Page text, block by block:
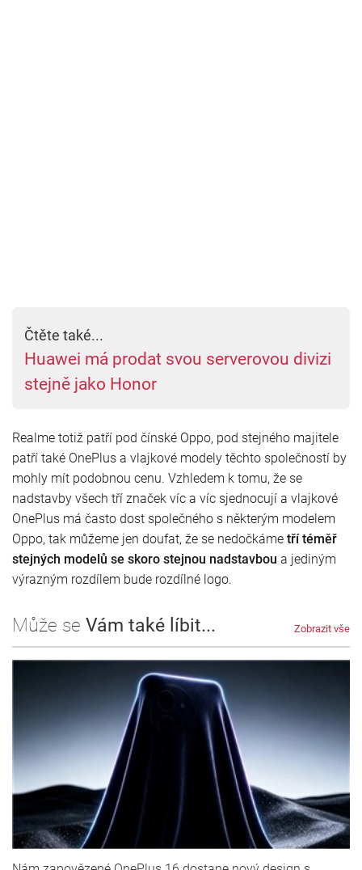
Čtěte také...
Huawei má prodat svou serverovou divizi
stejně jako Honor
Realme totiž patří pod čínské Oppo, pod stejného majitele
patří také OnePlus a vlajkové modely těchto společností by
mohly mít podobnou cenu. Vzhledem k tomu, že se
nadstavby všech tří značek víc a víc sjednocují a vlajkové
OnePlus má často dost společného s některým modelem
Oppo, tak můžeme jen doufat, že se nedočkáme tří téměř
stejných modelů se skoro stejnou nadstavbou a jediným
výrazným rozdílem bude rozdílné logo.
Může se Vám také líbit... Zobrazit vše